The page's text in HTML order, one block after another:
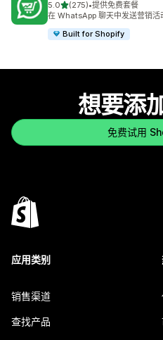
5.0星（满分 5 星）
(275)
总共 275 条评论
•提供免费套餐
在 WhatsApp 聊天中发送营销活
Built for Shopify
想要添
免费试用
应用类别
销售渠道
查找产品